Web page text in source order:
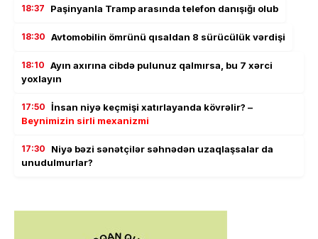
18:37 Paşinyanla Tramp arasında telefon danışığı olub
18:30 Avtomobilin ömrünü qısaldan 8 sürücülük vərdişi
18:10 Ayın axırına cibdə pulunuz qalmırsa, bu 7 xərci
yoxlayın
17:50 İnsan niyə keçmişi xatırlayanda kövrəlir? –
Beynimizin sirli mexanizmi
17:30
Niyə bəzi sənətçilər səhnədən uzaqlaşsalar da
unudulmurlar?